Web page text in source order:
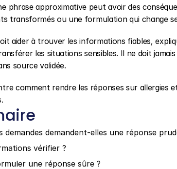
phrase approximative peut avoir des
transformés ou une formulation qui change
aider à trouver les informations fiables,
les situations sensibles. Il ne doit
source validée.
comment rendre les réponses sur allergies
demandes demandent-elles une réponse
vérifier ?
une réponse sûre ?